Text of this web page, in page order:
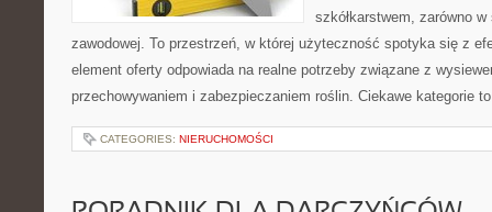
szkółkarstwem, zarówno
zawodowej. To przestrzeń, w której użyteczność spotyka się z
element oferty odpowiada na realne potrzeby związane z
przechowywaniem i zabezpieczaniem roślin. Ciekawe kategorie
CATEGORIES: NIERUCHOMOŚCI